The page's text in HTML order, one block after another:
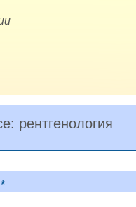
рентгенология